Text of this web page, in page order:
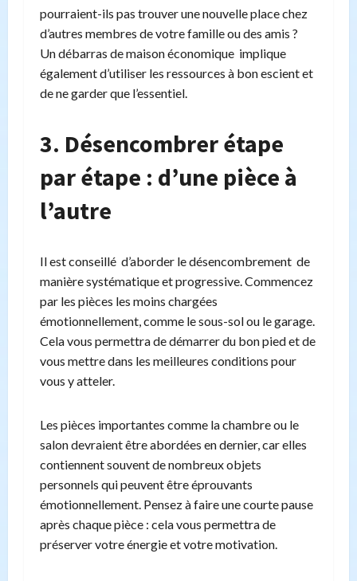
pourraient-ils pas trouver une nouvelle place chez
d’autres membres de votre famille ou des amis ?
Un débarras de maison économique implique
également d’utiliser les ressources à bon escient et
de ne garder que l’essentiel.
3. Désencombrer étape
par étape : d’une pièce à
l’autre
Il est conseillé d’aborder le désencombrement de
manière systématique et progressive. Commencez
par les pièces les moins chargées
émotionnellement, comme le sous-sol ou le garage.
Cela vous permettra de démarrer du bon pied et de
vous mettre dans les meilleures conditions pour
vous y atteler.
Les pièces importantes comme la chambre ou le
salon devraient être abordées en dernier, car elles
contiennent souvent de nombreux objets
personnels qui peuvent être éprouvants
émotionnellement. Pensez à faire une courte pause
après chaque pièce : cela vous permettra de
préserver votre énergie et votre motivation.